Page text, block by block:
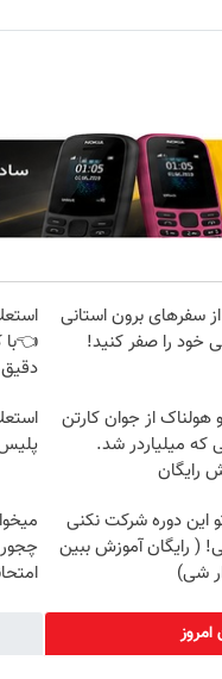
سفرهای برون استانی
خود را صفر کنید!
👈با
هولناک از جوان کارتن
که میلیاردر شد.
رایگان
این دوره شرکت نکنی
( رایگان آموزش ببین
شی)
امروز